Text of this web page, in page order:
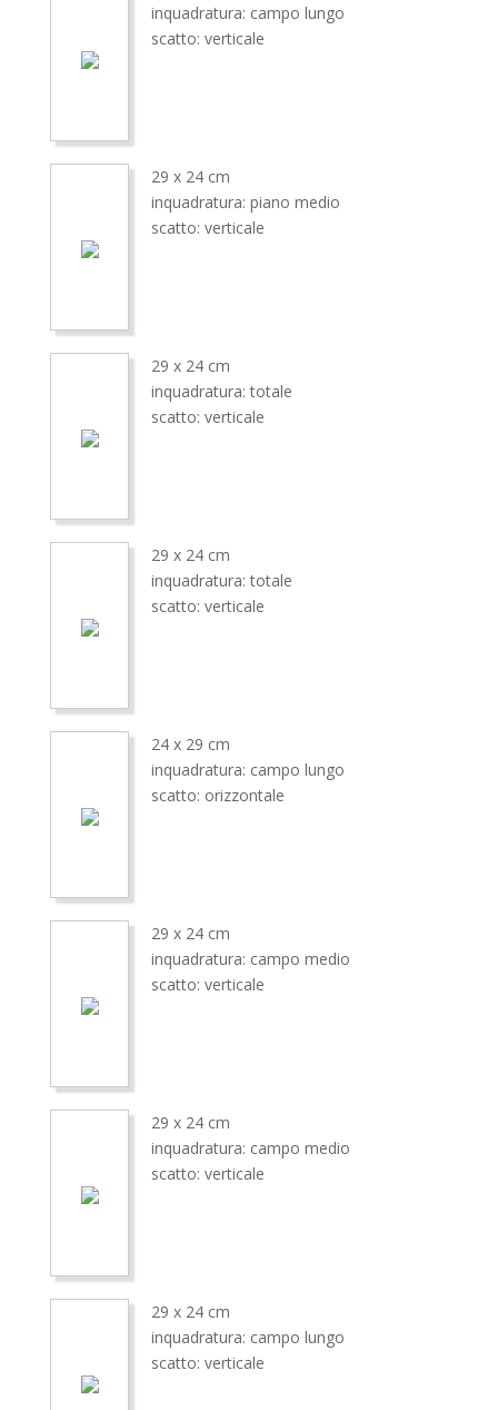
inquadratura: campo lungo
scatto: verticale
29 x 24 cm
inquadratura: piano medio
scatto: verticale
29 x 24 cm
inquadratura: totale
scatto: verticale
29 x 24 cm
inquadratura: totale
scatto: verticale
24 x 29 cm
inquadratura: campo lungo
scatto: orizzontale
29 x 24 cm
inquadratura: campo medio
scatto: verticale
29 x 24 cm
inquadratura: campo medio
scatto: verticale
29 x 24 cm
inquadratura: campo lungo
scatto: verticale